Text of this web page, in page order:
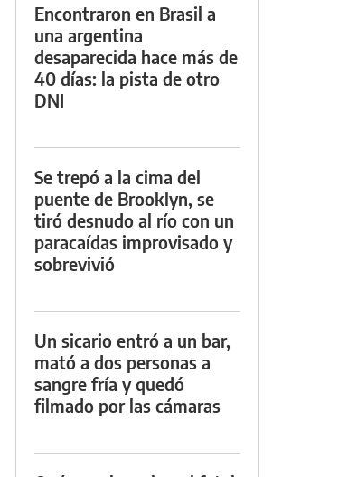
Encontraron en Brasil a
una argentina
desaparecida hace más de
40 días: la pista de otro
DNI
Se trepó a la cima del
puente de Brooklyn, se
tiró desnudo al río con un
paracaídas improvisado y
sobrevivió
Un sicario entró a un bar,
mató a dos personas a
sangre fría y quedó
filmado por las cámaras